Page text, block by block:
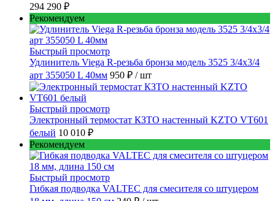
294 290 ₽
Рекомендуем
Быстрый просмотр
Удлинитель Viega R-резьба бронза модель 3525 3/4x3/4
арт 355050 L 40мм 950 ₽ / шт
Быстрый просмотр
Электронный термостат КЗТО настенный KZTO VT601
белый 10 010 ₽
Рекомендуем
Быстрый просмотр
Гибкая подводка VALTEC для смесителя со штуцером